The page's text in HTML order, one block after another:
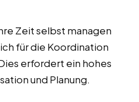
Zeit selbst managen
für die Koordination
erfordert ein hohes
und Planung.